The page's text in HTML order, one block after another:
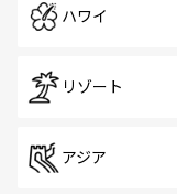
ハワイ
リゾート
アジア